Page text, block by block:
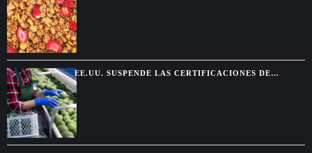
EE.UU. SUSPENDE LAS CERTIFICACIONES DE
AGUACATE EN MICHOACÁN POR UNA AMENAZA DE
SEGURIDAD